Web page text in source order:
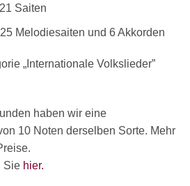
Saiten
Melodiesaiten und 6 Akkorden
„Internationale Volkslieder”
haben wir eine
10 Noten derselben Sorte. Mehr
Sie hier.